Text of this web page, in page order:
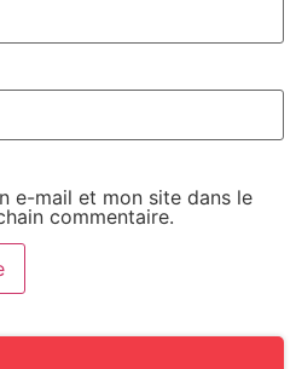
e-mail et mon site dans le
commentaire.